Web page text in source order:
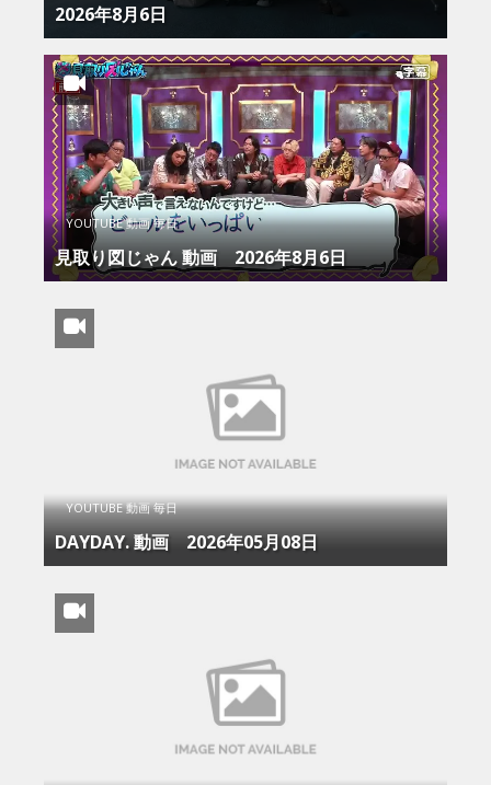
2026年8月6日
YOUTUBE 動画 毎日
見取り図じゃん 動画 2026年8月6日
YOUTUBE 動画 毎日
DAYDAY. 動画 2026年05月08日